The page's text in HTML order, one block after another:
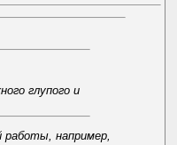
глупого и
работы, например,